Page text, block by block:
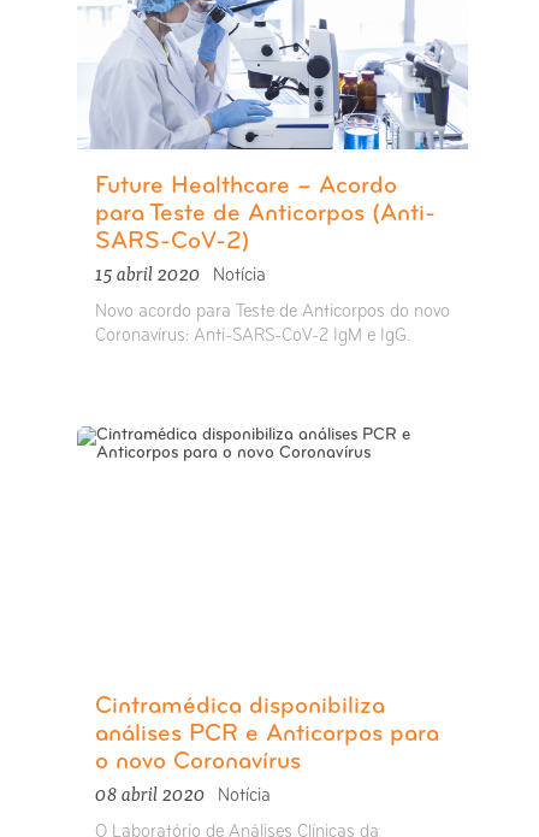
Future Healthcare – Acordo
para Teste de Anticorpos (Anti-
SARS-CoV-2)
15 abril 2020
Notícia
Novo acordo para Teste de Anticorpos do novo
Coronavírus: Anti-SARS-CoV-2 IgM e IgG.
Cintramédica disponibiliza
análises PCR e Anticorpos para
o novo Coronavírus
08 abril 2020
Notícia
O Laboratório de Análises Clínicas da